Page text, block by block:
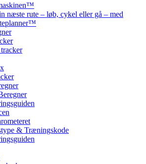
næste rute – løb, cykel eller gå – med
& Træningskode